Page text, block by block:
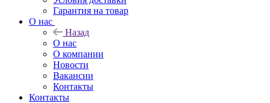
Гарантия на товар
О нас
Назад
О нас
О компании
Новости
Вакансии
Контакты
Контакты